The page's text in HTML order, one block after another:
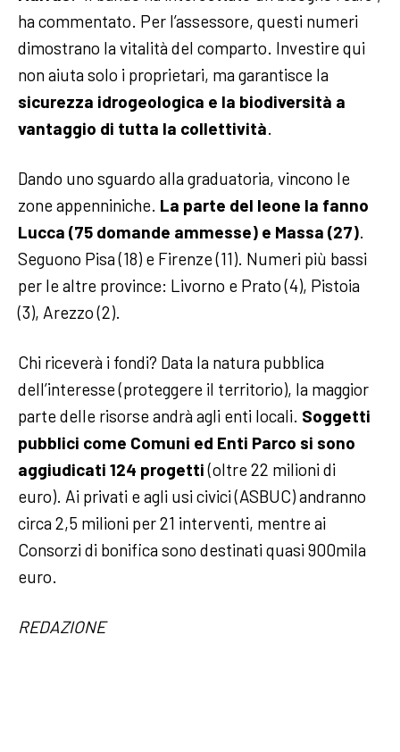
ha commentato. Per l’assessore, questi numeri
dimostrano la vitalità del comparto. Investire qui
non aiuta solo i proprietari, ma garantisce la
sicurezza idrogeologica e la biodiversità a
vantaggio di tutta la collettività.
Dando uno sguardo alla graduatoria, vincono le
zone appenniniche. La parte del leone la fanno
Lucca (75 domande ammesse) e Massa (27).
Seguono Pisa (18) e Firenze (11). Numeri più bassi
per le altre province: Livorno e Prato (4), Pistoia
(3), Arezzo (2).
Chi riceverà i fondi? Data la natura pubblica
dell’interesse (proteggere il territorio), la maggior
parte delle risorse andrà agli enti locali. Soggetti
pubblici come Comuni ed Enti Parco si sono
aggiudicati 124 progetti(oltre 22 milioni di
euro). Ai privati e agli usi civici (ASBUC) andranno
circa 2,5 milioni per 21 interventi, mentre ai
Consorzi di bonifica sono destinati quasi 900mila
euro.
REDAZIONE